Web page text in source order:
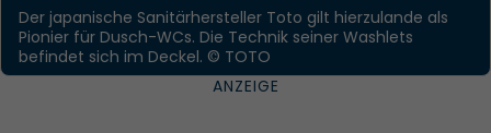
Der japanische Sanitärhersteller Toto gilt hierzulande als
Pionier für Dusch-WCs. Die Technik seiner Washlets
befindet sich im Deckel. © TOTO